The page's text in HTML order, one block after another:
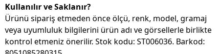
Kullanılır ve Saklanır?
Ürünü sipariş etmeden önce ölçü, renk, model, gramaj
veya uyumluluk bilgilerini ürün adı ve görsellerle birlikte
kontrol etmeniz önerilir. Stok kodu: ST006036. Barkod: